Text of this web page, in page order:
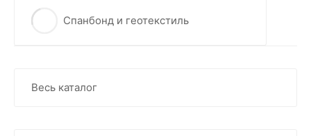
Спанбонд и геотекстиль
Весь каталог